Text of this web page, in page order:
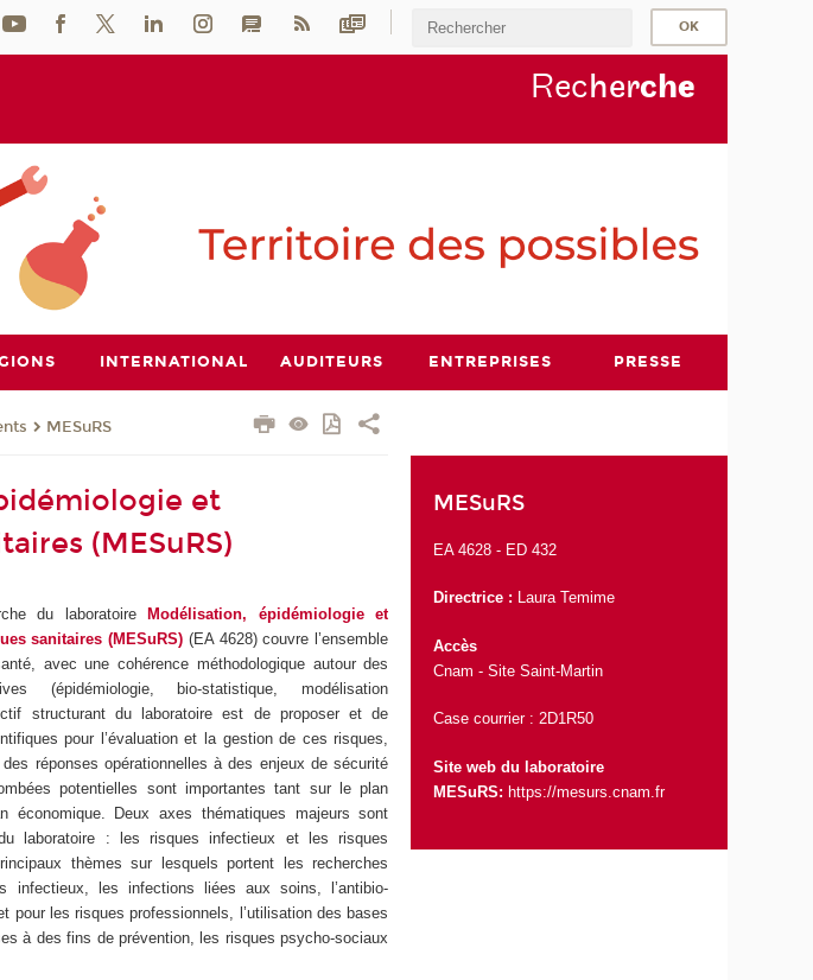
Recherche
INTERNATIONAL AUDITEURS ENTREPRISES PRESSE
MESuRS
et
(MESuRS)
du laboratoireModélisation, épidémiologie et
sanitaires (MESuRS) (EA 4628) couvre l’ensemble
avec une cohérence méthodologique autour des
(épidémiologie, bio-statistique, modélisation
structurant du laboratoire est de proposer et de
pour l’évaluation et la gestion de ces risques,
des réponses opérationnelles à des enjeux de sécurité
potentielles sont importantes tant sur le plan
économique. Deux axes thématiques majeurs sont
laboratoire : les risques infectieux et les risques
thèmes sur lesquels portent les recherches
infectieux, les infections liées aux soins, l’antibio-
pour les risques professionnels, l’utilisation des bases
à des fins de prévention, les risques psycho-sociaux
MESuRS
EA 4628 - ED 432
Directrice : Laura Temime
Accès
Cnam - Site Saint-Martin
Case courrier : 2D1R50
Site web du laboratoire
MESuRS:https://mesurs.cnam.fr